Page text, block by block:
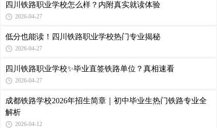
四川铁路职业学校怎么样？内附真实就读体验
2026-04-27
低分也能读！四川铁路职业学校热门专业揭秘
2026-04-27
四川铁路职业学校✨毕业直签铁路单位？真相速看
2026-04-27
成都铁路学校2026年招生简章｜初中毕业生热门铁路专业全
解析
2026-04-12